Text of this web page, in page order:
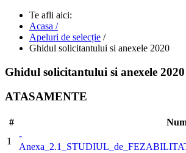
Te afli aici:
Acasa /
Apeluri de selecție /
Ghidul solicitantului si anexele 2020
Ghidul solicitantului si anexele 2020
ATASAMENTE
#
1
-